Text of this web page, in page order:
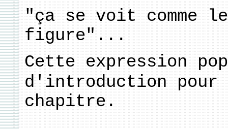
"ça se voit comme
figure"...
Cette expression
d'introduction pour
chapitre.